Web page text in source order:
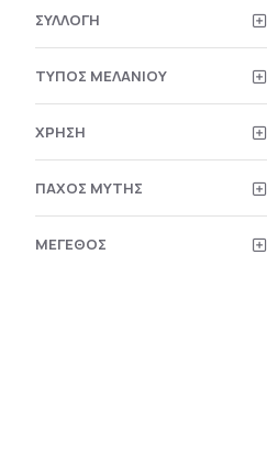
ΣΥΛΛΟΓΉ
ΤΎΠΟΣ ΜΕΛΑΝΙΟΎ
ΧΡΉΣΗ
ΠΆΧΟΣ ΜΎΤΗΣ
ΜΈΓΕΘΟΣ